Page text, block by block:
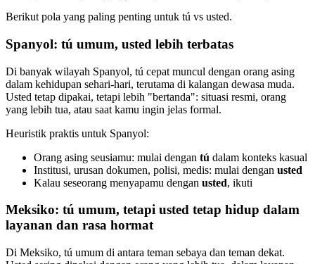
Berikut pola yang paling penting untuk tú vs usted.
Spanyol: tú umum, usted lebih terbatas
Di banyak wilayah Spanyol, tú cepat muncul dengan orang asing
dalam kehidupan sehari-hari, terutama di kalangan dewasa muda.
Usted tetap dipakai, tetapi lebih "bertanda": situasi resmi, orang
yang lebih tua, atau saat kamu ingin jelas formal.
Heuristik praktis untuk Spanyol:
Orang asing seusiamu: mulai dengan tú dalam konteks kasual
Institusi, urusan dokumen, polisi, medis: mulai dengan usted
Kalau seseorang menyapamu dengan usted, ikuti
Meksiko: tú umum, tetapi usted tetap hidup dalam
layanan dan rasa hormat
Di Meksiko, tú umum di antara teman sebaya dan teman dekat.